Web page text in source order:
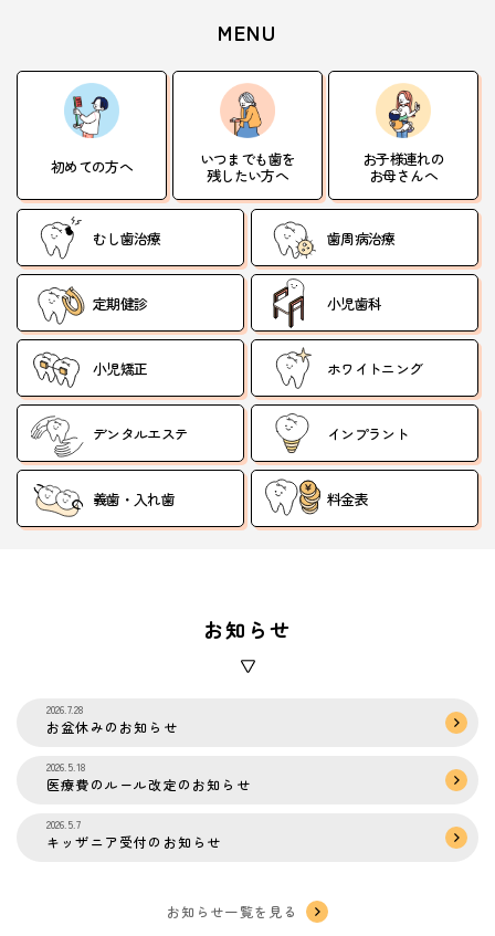
MENU
初めての方へ いつまでも歯を
残したい方へ
お子様連れの
お母さんへ
むし歯治療 歯周病治療
定期健診 小児歯科
小児矯正 ホワイトニング
デンタルエステ インプラント
義歯・入れ歯 料金表
お知らせ
2026.7.28
お盆休みのお知らせ
2026.5.18
医療費のルール改定のお知らせ
2026.5.7
キッザニア受付のお知らせ
お知らせ一覧を見る